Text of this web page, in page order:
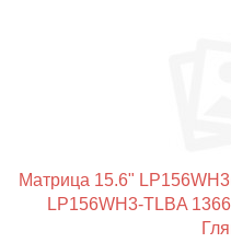
Матрица 15.6"
LP156WH3-TLBA